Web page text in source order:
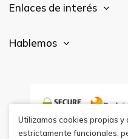
Enlaces de interés
Hablemos
Utilizamos cookies propias
estrictamente funcionales,